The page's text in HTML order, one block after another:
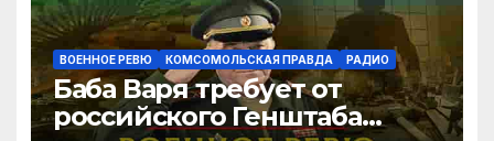
ВОЕННОЕ РЕВЮ КОМСОМОЛЬСКАЯ ПРАВДА РАДИО
Баба Варя требует от
российского Генштаба